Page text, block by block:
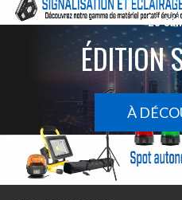
Le
ÉDITION
À